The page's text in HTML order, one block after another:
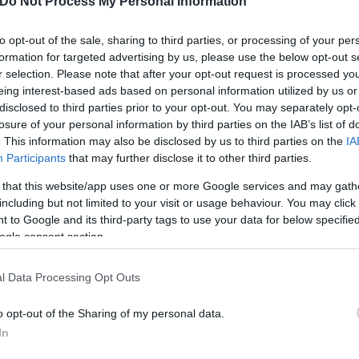
opt-out of the sale, sharing to third parties, or processing of your
for targeted advertising by us, please use the below opt-out
selection. Please note that after your opt-out request is processed
interest-based ads based on personal information utilized by us
to third parties prior to your opt-out. You may separately
of your personal information by third parties on the IAB’s list of
This information may also be disclosed by us to third parties on the
Participants that may further disclose it to other third parties.
that this website/app uses one or more Google services and may
but not limited to your visit or usage behaviour. You may
to Google and its third-party tags to use your data for below
consent section.
Data Processing Opt Outs
opt-out of the Sharing of my personal data.
που θα αναλάβουν το βαρύ έργο
επιτροπές θα λειτουργούν χωρίς αμοιβή εντός
χρονιά, μένει να δούμε αν οι καθηγητές θα
θα μείνει τελικά... μετεξεταστέο.
Flash.grστην αναζήτηση τηςGoogle